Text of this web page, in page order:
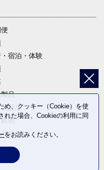
宿泊・体験
品
製品
物
なし
め、クッキー（Cookie）を使
れた場合、Cookieの利用に同
をお読みください。